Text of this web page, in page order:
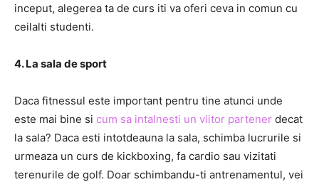
inceput, alegerea ta de curs iti va oferi ceva in comun cu
ceilalti studenti.
4. La sala de sport
Daca fitnessul este important pentru tine atunci unde
este mai bine si cum sa intalnesti un viitor partener decat
la sala? Daca esti intotdeauna la sala, schimba lucrurile si
urmeaza un curs de kickboxing, fa cardio sau vizitati
terenurile de golf. Doar schimbandu-ti antrenamentul, vei